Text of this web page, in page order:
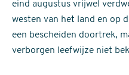
eind augustus vrijwel
westen van het land en op
een bescheiden doortrek,
verborgen leefwijze niet